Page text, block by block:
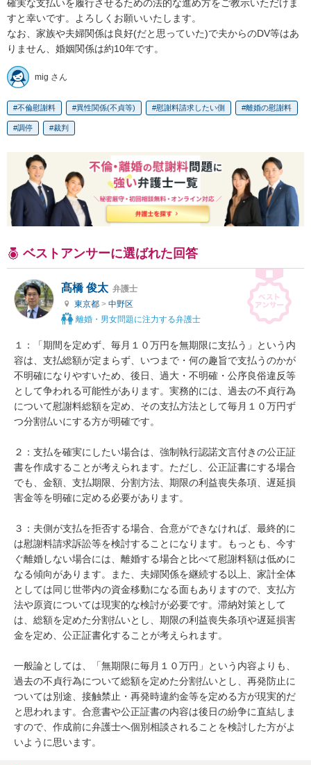
確実な支払いを履行させるための法的な進め方をご教示いただけま
すと幸いです。よろしくお願いいたします。
なお、家族や夫婦関係は良好(だと思っていた)で夫からのDV等はあ
りません、婚姻関係は約10年です。
mig さん
不倫慰謝料 異性関係(不貞等) 慰謝料請求したい側 離婚の慰謝料
調停 裁判
ベストアンサーに選ばれた回答
髙橋 俊太 弁護士
東京都 > 中野区
離婚・男女問題に注力する弁護士
１：「期間を定めず、毎月１０万円を無期限に支払う」という内
容は、支払総額が定まらず、いつまで・何の趣旨で支払うのかが
不明確になりやすいため、後日、過大・不明確・公序良俗違反等
として争われる可能性があります。実務的には、過去の不貞行為
について慰謝料総額を定め、その支払方法として毎月１０万円ず
つ分割払いにする方が明確です。
２：支払を確実にしたい場合は、強制執行認諾文言付きの公正証
書を作成することが考えられます。ただし、公正証書にする場合
でも、金額、支払期限、分割方法、期限の利益喪失条項、遅延損
害金等を明確に定める必要があります。
３：夫側が支払を拒否する場合、合意ができなければ、最終的に
は慰謝料請求訴訟等を検討することになります。もっとも、今す
ぐ離婚しない場合には、離婚する場合と比べて慰謝料額は低めに
なる傾向があります。また、夫婦関係を継続する以上、家計全体
としては同じ世帯内の資金移動になる面もありますので、支払方
法や原資については現実的な検討が必要です。滞納対策として
は、総額を定めた分割払いとし、期限の利益喪失条項や遅延損害
金を定め、公正証書化することが考えられます。
一般論としては、「無期限に毎月１０万円」という内容よりも、
過去の不貞行為について総額を定めた分割払いとし、再発防止に
ついては別途、接触禁止・再発時違約金等を定める方が現実的だ
と思われます。合意書や公正証書の内容は後日の紛争に直結しま
すので、作成前に弁護士へ個別相談されることを検討した方がよ
いように思います。